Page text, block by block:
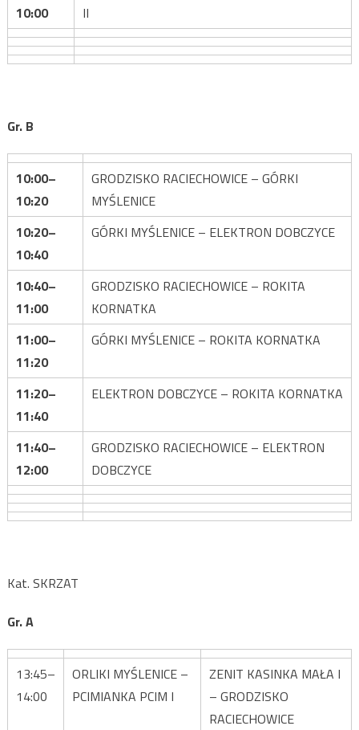
10:00
II
Gr. B
10:00–
10:20
GRODZISKO RACIECHOWICE – GÓRKI
MYŚLENICE
10:20–
10:40
GÓRKI MYŚLENICE – ELEKTRON DOBCZYCE
10:40–
11:00
GRODZISKO RACIECHOWICE – ROKITA
KORNATKA
11:00–
11:20
GÓRKI MYŚLENICE – ROKITA KORNATKA
11:20–
11:40
ELEKTRON DOBCZYCE – ROKITA KORNATKA
11:40–
12:00
GRODZISKO RACIECHOWICE – ELEKTRON
DOBCZYCE
Kat. SKRZAT
Gr. A
13:45–
14:00
ORLIKI MYŚLENICE –
PCIMIANKA PCIM I
ZENIT KASINKA MAŁA I
– GRODZISKO
RACIECHOWICE